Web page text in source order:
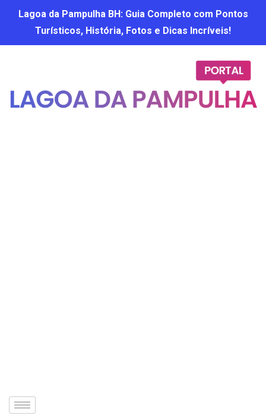
Lagoa da Pampulha BH: Guia Completo com Pontos
Turísticos, História, Fotos e Dicas Incríveis!